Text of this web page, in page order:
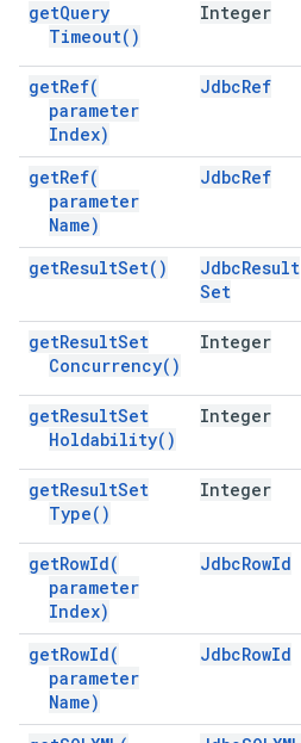
getQuery
Timeout( )
Integer
getRef(
parameter
Index)
JdbcRef
getRef(
parameter
Name)
JdbcRef
getResultSet( ) JdbcResult
Set
getResultSet
Concurrency( )
Integer
getResultSet
Holdability( )
Integer
getResultSet
Type( )
Integer
getRowId(
parameter
Index)
JdbcRowId
getRowId(
parameter
Name)
JdbcRowId